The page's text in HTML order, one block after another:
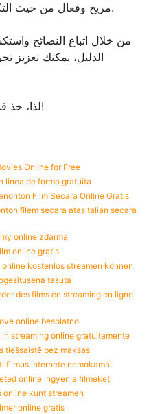
مريح وفعال من حيث التكلفة للاستمتاع بأفلامك المفضلة.
من خلال اتباع النصائح
الدليل، يمكنك تعزيز
لذا، خذ فشاركك وابدأ في المشاهدة اليوم!
Online for Free
línea de forma gratuita
Film Secara Online Gratis
filem secara atas talian secara
online zdarma
online gratis
kostenlos streamen können
tasuta
des films en streaming en ligne
online besplatno
streaming online gratuitamente
tiešsaistē bez maksas
filmus internete nemokamai
online ingyen a filmeket
online kunt streamen
online gratis